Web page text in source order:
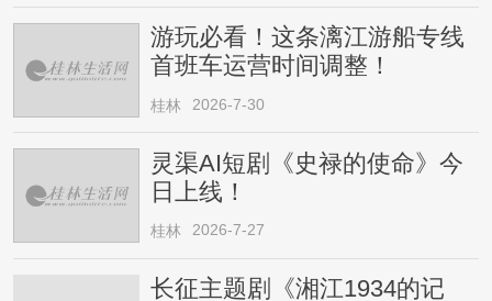
游玩必看！这条漓江游船专线
首班车运营时间调整！
桂林 2026-7-30
灵渠AI短剧《史禄的使命》今
日上线！
桂林 2026-7-27
长征主题剧《湘江1934的记